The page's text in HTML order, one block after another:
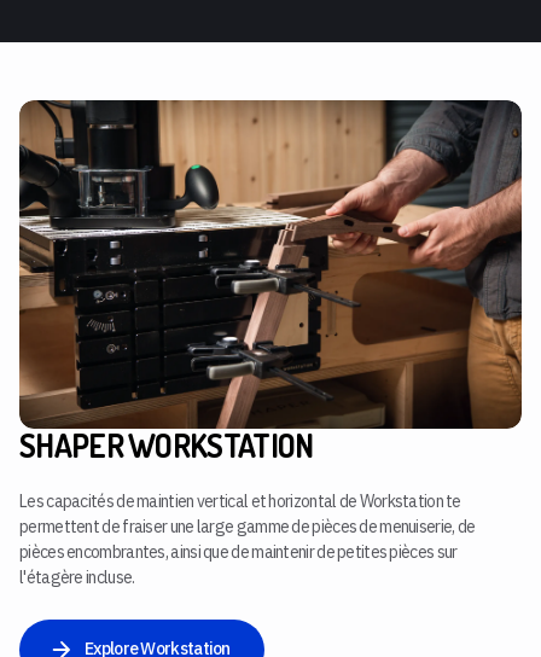
SHAPER WORKSTATION
Les capacités de maintien vertical et horizontal de Workstation te
permettent de fraiser une large gamme de pièces de menuiserie, de
pièces encombrantes, ainsi que de maintenir de petites pièces sur
l'étagère incluse.
Explore Workstation